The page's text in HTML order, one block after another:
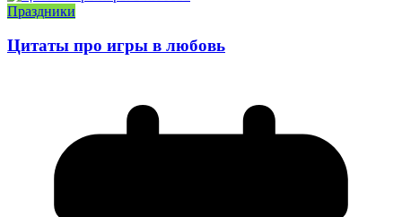
Праздники
Цитаты про игры в любовь